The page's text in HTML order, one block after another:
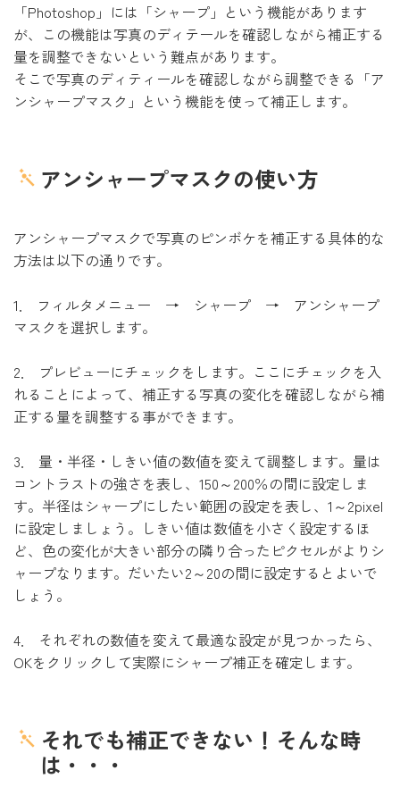
「Photoshop」には「シャープ」という機能があります
が、この機能は写真のディテールを確認しながら補正する
量を調整できないという難点があります。
そこで写真のディティールを確認しながら調整できる「ア
ンシャープマスク」という機能を使って補正します。
アンシャープマスクの使い方
アンシャープマスクで写真のピンボケを補正する具体的な
方法は以下の通りです。
1． フィルタメニュー → シャープ → アンシャープ
マスクを選択します。
2． プレビューにチェックをします。ここにチェックを入
れることによって、補正する写真の変化を確認しながら補
正する量を調整する事ができます。
3． 量・半径・しきい値の数値を変えて調整します。量は
コントラストの強さを表し、150～200％の間に設定しま
す。半径はシャープにしたい範囲の設定を表し、1～2pixel
に設定しましょう。しきい値は数値を小さく設定するほ
ど、色の変化が大きい部分の隣り合ったピクセルがよりシ
ャープなります。だいたい2～20の間に設定するとよいで
しょう。
4． それぞれの数値を変えて最適な設定が見つかったら、
OKをクリックして実際にシャープ補正を確定します。
それでも補正できない！そんな時
は・・・